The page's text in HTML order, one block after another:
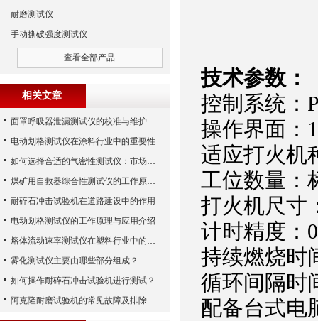
技术参数：
控制系统：
操作界面：
适应打火机
工位数量：
打火机尺寸
计时精度：
持续燃烧时
循环间隔时
配备台式电
耐磨测试仪
手动撕破强度测试仪
查看全部产品
相关文章
面罩呼吸器泄漏测试仪的校准与维护技巧
电动划格测试仪在涂料行业中的重要性
如何选择合适的气密性测试仪：市场指南
煤矿用自救器综合性测试仪的工作原理与功能解析
耐碎石冲击试验机在道路建设中的作用
电动划格测试仪的工作原理与应用介绍
熔体流动速率测试仪在塑料行业中的应用
雾化测试仪主要由哪些部分组成？
如何操作耐碎石冲击试验机进行测试？
阿克隆耐磨试验机的常见故障及排除方法